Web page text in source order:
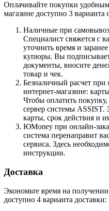
Оплачивайте покупки
магазине доступно 3 варианта
Наличные при
Специалист свяжется с
уточнить время и
купюры. Вы
документы, вносите
товар и чек.
Безналичный расчет
интернет-магазине:
Чтобы оплатить покупку,
сервер системы ASSIST.
карты, срок действия и
ЮMoney при онлайн-
система перенаправит
сервиса. Здесь
инструкции.
Доставка
Экономьте время на
доступно 4 варианта доставки: